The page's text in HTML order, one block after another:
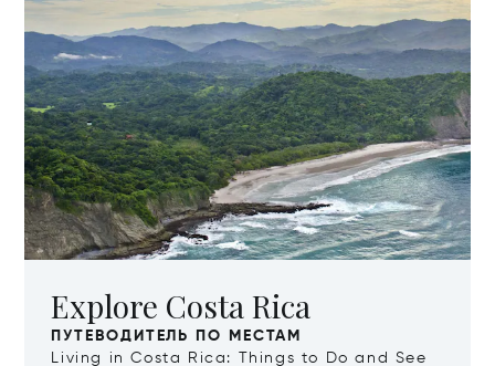
Explore Costa Rica
ПУТЕВОДИТЕЛЬ ПО МЕСТАМ
Living in Costa Rica: Things to Do and See